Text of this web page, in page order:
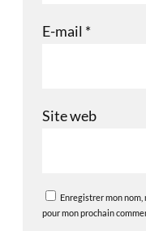
E-mail *
Site web
Enregistrer mon
pour mon prochain